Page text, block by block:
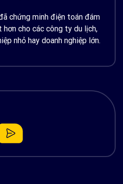
chứng minh điện toán đám
cho các công ty du lịch,
nhỏ hay doanh nghiệp lớn.